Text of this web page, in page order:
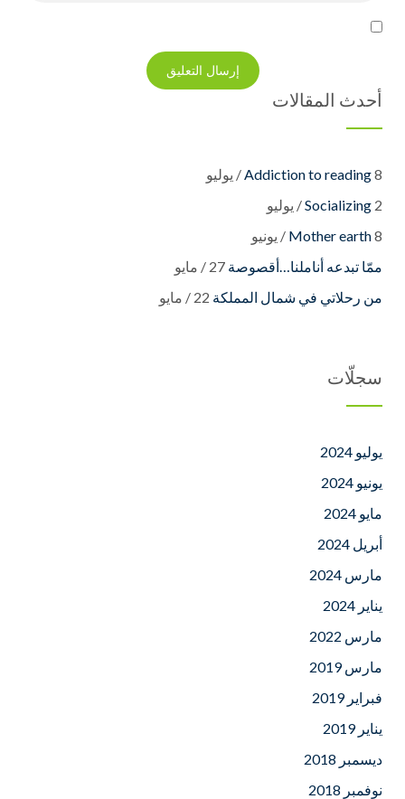
أحدث المقالات
Addiction to reading8 / يوليو
Socializing 2 / يوليو
Mother earth8 / يونيو
27 / مايو
22 / مايو
سجلّات
يوليو 2024
يونيو 2024
مايو 2024
أبريل 2024
مارس 2024
يناير 2024
مارس 2022
مارس 2019
فبراير 2019
يناير 2019
ديسمبر 2018
نوفمبر 2018